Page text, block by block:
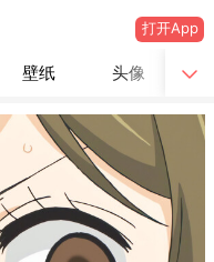
打开App
壁纸 头像